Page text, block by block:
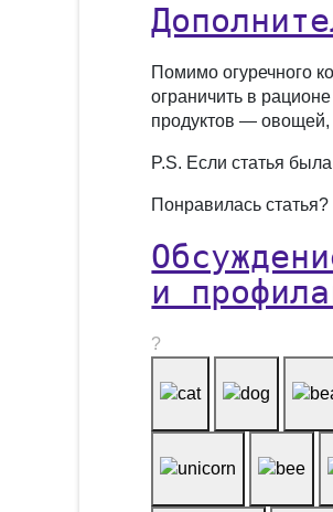
Помимо огуречного
ограничить в
продуктов — овощей,
P.S. Если статья
Понравилась
и
?